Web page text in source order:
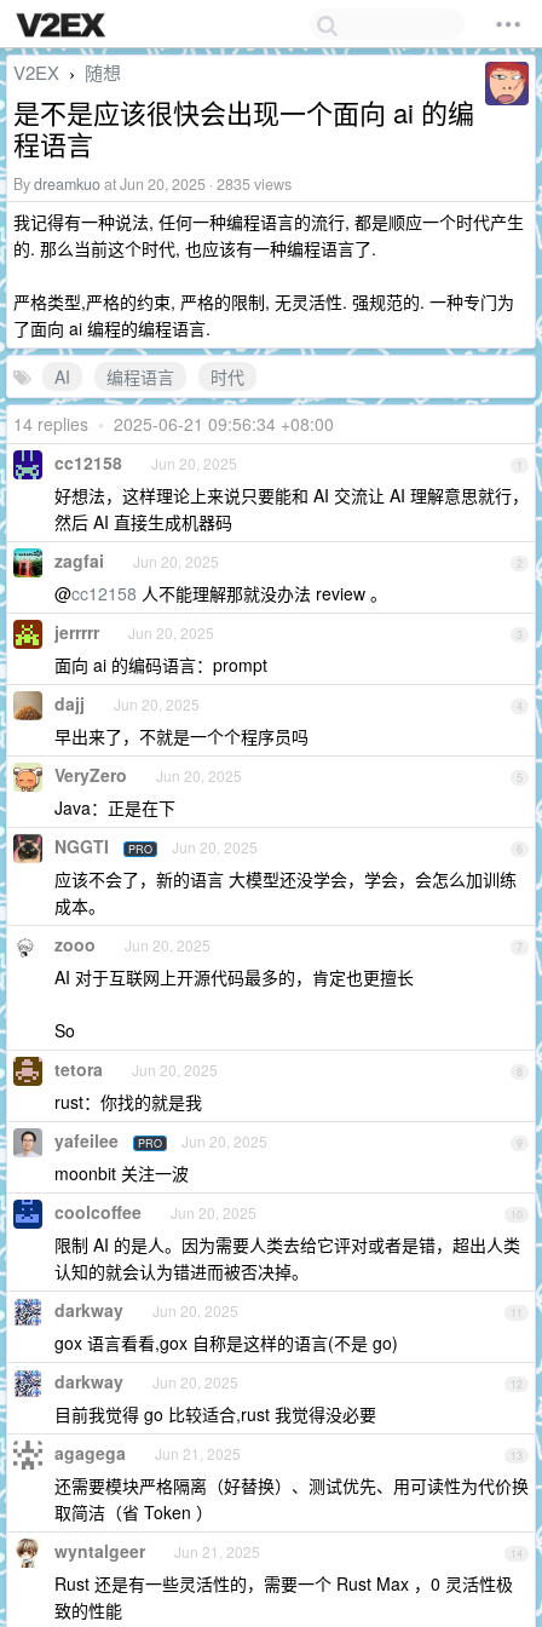
V2EX › 随想
是不是应该很快会出现一个面向 ai 的编
程语言
Bydreamkuoat Jun 20, 2025 · 2835 views
我记得有一种说法, 任何一种编程语言的流行, 都是顺应一个时代产生
的. 那么当前这个时代, 也应该有一种编程语言了.
严格类型,严格的约束, 严格的限制, 无灵活性. 强规范的. 一种专门为
了面向 ai 编程的编程语言.
AI
编程语言
时代
14 replies • 2025-06-21 09:56:34 +08:00
1
cc12158 Jun 20, 2025
好想法，这样理论上来说只要能和 AI 交流让 AI 理解意思就行，
然后 AI 直接生成机器码
2
zagfai Jun 20, 2025
@cc12158 人不能理解那就没办法 review 。
3
jerrrrr Jun 20, 2025
面向 ai 的编码语言：prompt
4
dajj Jun 20, 2025
早出来了，不就是一个个程序员吗
5
VeryZero Jun 20, 2025
Java：正是在下
6
NGGTI PRO Jun 20, 2025
应该不会了，新的语言 大模型还没学会，学会，会怎么加训练
成本。
7
zooo Jun 20, 2025
AI 对于互联网上开源代码最多的，肯定也更擅长
So
8
tetora Jun 20, 2025
rust：你找的就是我
9
yafeilee PRO Jun 20, 2025
moonbit 关注一波
10
coolcoffee Jun 20, 2025
限制 AI 的是人。因为需要人类去给它评对或者是错，超出人类
认知的就会认为错进而被否决掉。
11
darkway Jun 20, 2025
gox 语言看看,gox 自称是这样的语言(不是 go)
12
darkway Jun 20, 2025
目前我觉得 go 比较适合,rust 我觉得没必要
13
agagega Jun 21, 2025
还需要模块严格隔离（好替换）、测试优先、用可读性为代价换
取简洁（省 Token ）
14
wyntalgeer Jun 21, 2025
Rust 还是有一些灵活性的，需要一个 Rust Max ，0 灵活性极
致的性能